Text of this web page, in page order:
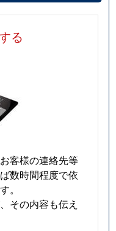
る
客様の連絡先等
数時間程度で依
。
その内容も伝え